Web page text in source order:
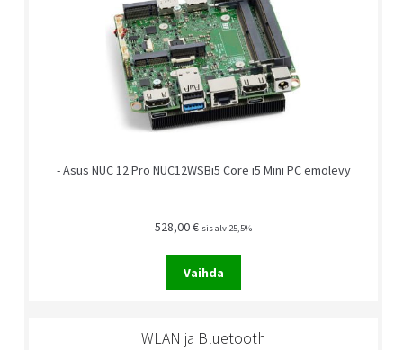
- Asus NUC 12 Pro NUC12WSBi5 Core i5 Mini PC emolevy
528,00€ sis alv 25,5%
Vaihda
WLAN ja Bluetooth